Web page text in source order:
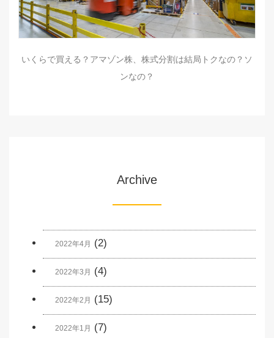
いくらで買える？アマゾン株、株式分割は結局トクなの？ソ
ンなの？
Archive
2022年4月 (2)
2022年3月 (4)
2022年2月 (15)
2022年1月 (7)